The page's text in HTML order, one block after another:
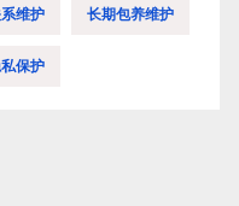
维护 长期包养维护
私保护